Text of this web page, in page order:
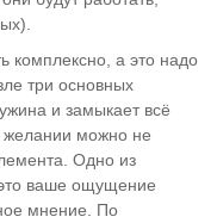
комплексно, а это надо
три основных
и замыкает всё
желании можно не
Одно из
ваше ощущение
мнение. По